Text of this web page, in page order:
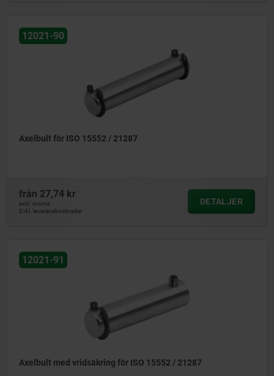
12021-90
Axelbult för ISO 15552 / 21287
från 27,74 kr
exkl. moms
Exkl. leveranskostnader
DETALJER
12021-91
Axelbult med vridsäkring för ISO 15552 / 21287